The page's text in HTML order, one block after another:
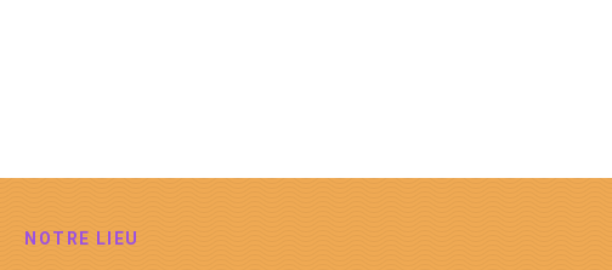
NOTRE LIEU